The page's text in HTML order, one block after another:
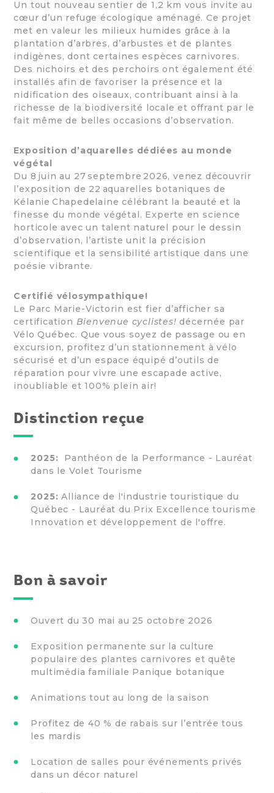
Un tout nouveau sentier de 1,2 km vous invite au
cœur d’un refuge écologique aménagé. Ce projet
met en valeur les milieux humides grâce à la
plantation d’arbres, d’arbustes et de plantes
indigènes, dont certaines espèces carnivores.
Des nichoirs et des perchoirs ont également été
installés afin de favoriser la présence et la
nidification des oiseaux, contribuant ainsi à la
richesse de la biodiversité locale et offrant par le
fait même de belles occasions d’observation.
Exposition d’aquarelles dédiées au monde
végétal
Du 8 juin au 27 septembre 2026, venez découvrir
l’exposition de 22 aquarelles botaniques de
Kélanie Chapedelaine célébrant la beauté et la
finesse du monde végétal. Experte en science
horticole avec un talent naturel pour le dessin
d’observation, l’artiste unit la précision
scientifique et la sensibilité artistique dans une
poésie vibrante.
Certifié vélosympathique!
Le Parc Marie-Victorin est fier d’afficher sa
certification Bienvenue cyclistes! décernée par
Vélo Québec. Que vous soyez de passage ou en
excursion, profitez d’un stationnement à vélo
sécurisé et d’un espace équipé d’outils de
réparation pour vivre une escapade active,
inoubliable et 100% plein air!
Distinction reçue
2025: Panthéon de la Performance - Lauréat
dans le Volet Tourisme
2025: Alliance de l'industrie touristique du
Québec - Lauréat du Prix Excellence tourisme
Innovation et développement de l'offre.
Bon à savoir
Ouvert du 30 mai au 25 octobre 2026
Exposition permanente sur la culture
populaire des plantes carnivores et quête
multimédia familiale Panique botanique
Animations tout au long de la saison
Profitez de 40 % de rabais sur l’entrée tous
les mardis
Location de salles pour événements privés
dans un décor naturel